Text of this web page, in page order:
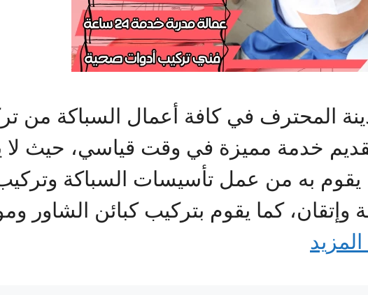
المحترف في كافة أعمال السباكة من
خدمة مميزة في وقت قياسي، حيث لا
يقوم به من عمل تأسيسات السباكة
وإتقان، كما يقوم بتركيب كبائن الشاور
المزيد